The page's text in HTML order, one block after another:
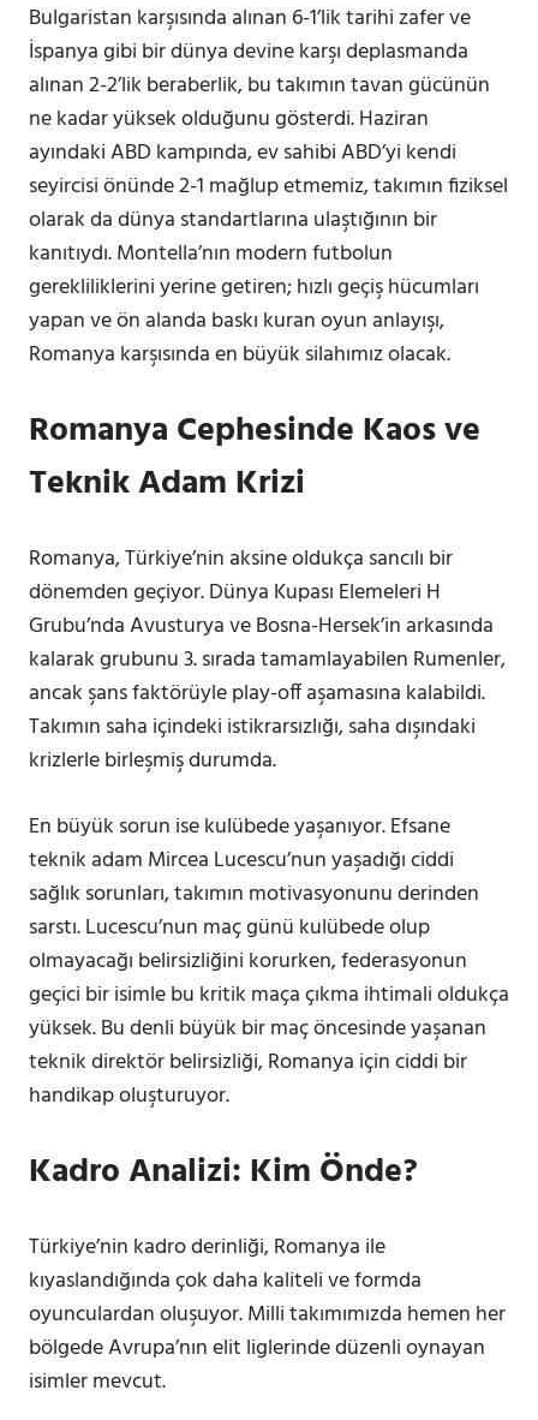
Bulgaristan karşısında alınan 6-1’lik tarihi zafer ve
İspanya gibi bir dünya devine karşı deplasmanda
alınan 2-2’lik beraberlik, bu takımın tavan gücünün
ne kadar yüksek olduğunu gösterdi. Haziran
ayındaki ABD kampında, ev sahibi ABD’yi kendi
seyircisi önünde 2-1 mağlup etmemiz, takımın fiziksel
olarak da dünya standartlarına ulaştığının bir
kanıtıydı. Montella’nın modern futbolun
gerekliliklerini yerine getiren; hızlı geçiş hücumları
yapan ve ön alanda baskı kuran oyun anlayışı,
Romanya karşısında en büyük silahımız olacak.
Romanya Cephesinde Kaos ve
Teknik Adam Krizi
Romanya, Türkiye’nin aksine oldukça sancılı bir
dönemden geçiyor. Dünya Kupası Elemeleri H
Grubu’nda Avusturya ve Bosna-Hersek’in arkasında
kalarak grubunu 3. sırada tamamlayabilen Rumenler,
ancak şans faktörüyle play-off aşamasına kalabildi.
Takımın saha içindeki istikrarsızlığı, saha dışındaki
krizlerle birleşmiş durumda.
En büyük sorun ise kulübede yaşanıyor. Efsane
teknik adam Mircea Lucescu’nun yaşadığı ciddi
sağlık sorunları, takımın motivasyonunu derinden
sarstı. Lucescu’nun maç günü kulübede olup
olmayacağı belirsizliğini korurken, federasyonun
geçici bir isimle bu kritik maça çıkma ihtimali oldukça
yüksek. Bu denli büyük bir maç öncesinde yaşanan
teknik direktör belirsizliği, Romanya için ciddi bir
handikap oluşturuyor.
Kadro Analizi: Kim Önde?
Türkiye’nin kadro derinliği, Romanya ile
kıyaslandığında çok daha kaliteli ve formda
oyunculardan oluşuyor. Milli takımımızda hemen her
bölgede Avrupa’nın elit liglerinde düzenli oynayan
isimler mevcut.